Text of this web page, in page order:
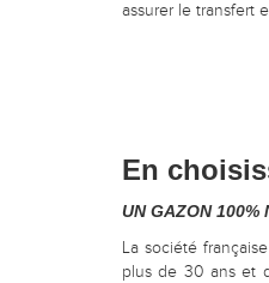
assurer le transfert
En
UN GAZON 100%
La société française
plus de 30 ans et